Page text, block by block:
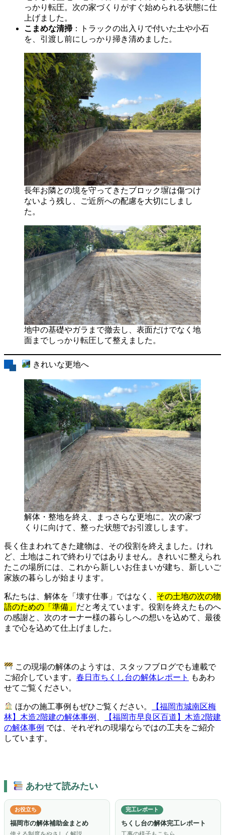
っかり転圧。次の家づくりがすぐ始められる状態に仕
上げました。
こまめな清掃 ：トラックの出入りで付いた土や小石
を、引渡し前にしっかり掃き清めました。
長年お隣との境を守ってきたブロック塀は傷つけ
ないよう残し、ご近所への配慮を大切にしまし
た。
地中の基礎やガラまで撤去し、表面だけでなく地
面までしっかり転圧して整えました。
きれいな更地へ
解体・整地を終え、まっさらな更地に。次の家づ
くりに向けて、整った状態でお引渡しします。
長く住まわれてきた建物は、その役割を終えました。けれ
ど、土地はこれで終わりではありません。きれいに整えられ
たこの場所には、これから新しいお住まいが建ち、新しいご
家族の暮らしが始まります。
私たちは、解体を「壊す仕事」ではなく、 その土地の次の物
語のための「準備」 だと考えています。役割を終えたものへ
の感謝と、次のオーナー様の暮らしへの想いを込めて、最後
まで心を込めて仕上げました。
この現場の解体のようすは、スタッフブログでも連載で
ご紹介しています。 春日市ちくし台の解体レポート
もあわ
せてご覧ください。
ほかの施工事例もぜひご覧ください。
【福岡市城南区梅
林】木造2階建の解体事例
【福岡市早良区百道】木造2階建
の解体事例 では、それぞれの現場ならではの工夫をご紹介
しています。
あわせて読みたい
お役立ち
福岡市の解体補助金まとめ
完工レポート
ちくし台の解体完工レポート